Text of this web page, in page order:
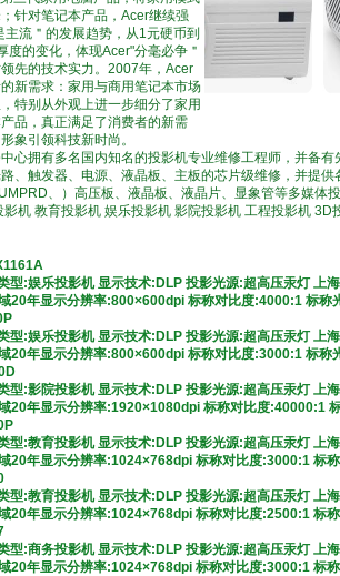
针对笔记本产品，Acer继续强
主流＂的发展趋势，从1元硬币到
度的变化，体现Acer"分毫必争＂
先的技术实力。2007年，Acer
新需求：家用与商用笔记本市场
特别从外观上进一步细分了家用
品，真正满足了消费者的新需
象引领科技新时尚。
心拥有多名国内知名的投影机专业维修工程师，并备
、触发器、电源、液晶板、主板的芯片级维修，并提供
、）高压板、液晶板、液晶片、显象管等多媒体
影机 教育投影机 娱乐投影机 影院投影机 工程投影机 3D
型:娱乐投影机 显示技术:DLP 投影光源:超高压汞灯 上
20年显示分辨率:800×600dpi 标称对比度:4000:1 标称
型:娱乐投影机 显示技术:DLP 投影光源:超高压汞灯 上
20年显示分辨率:800×600dpi 标称对比度:3000:1 标称
型:影院投影机 显示技术:DLP 投影光源:超高压汞灯 上
20年显示分辨率:1920×1080dpi 标称对比度:40000:1
型:教育投影机 显示技术:DLP 投影光源:超高压汞灯 上
20年显示分辨率:1024×768dpi 标称对比度:3000:1 标
型:教育投影机 显示技术:DLP 投影光源:超高压汞灯 上
20年显示分辨率:1024×768dpi 标称对比度:2500:1 标
型:商务投影机 显示技术:DLP 投影光源:超高压汞灯 上
20年显示分辨率:1024×768dpi 标称对比度:3000:1 标